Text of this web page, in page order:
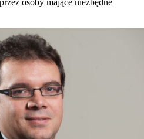
osoby mające niezbędne